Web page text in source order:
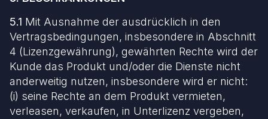
5.1 Mit Ausnahme der ausdrücklich in den
Vertragsbedingungen, insbesondere in Abschnitt
4 (Lizenzgewährung), gewährten Rechte wird der
Kunde das Produkt und/oder die Dienste nicht
anderweitig nutzen, insbesondere wird er nicht:
(i) seine Rechte an dem Produkt vermieten,
verleasen, verkaufen, in Unterlizenz vergeben,